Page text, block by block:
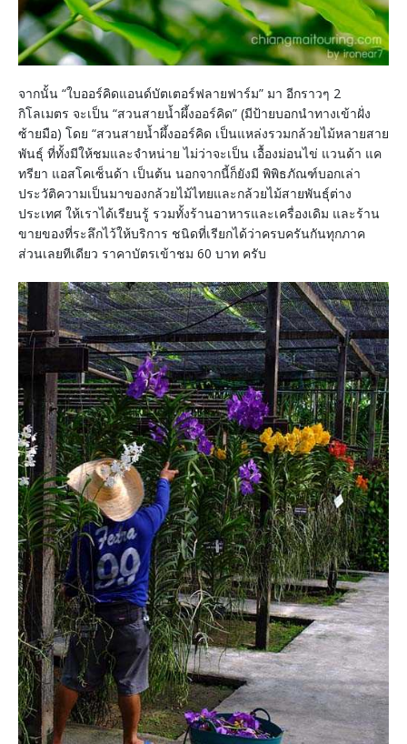
จากนั้น “ใบออร์คิดแอนด์บัตเตอร์ฟลายฟาร์ม” มา อีกราวๆ 2
กิโลเมตร จะเป็น “สวนสายน้ำผึ้งออร์คิด” (มีป้ายบอกนำทางเข้าฝั่ง
ซ้ายมือ) โดย “สวนสายน้ำผึ้งออร์คิด เป็นแหล่งรวมกล้วยไม้หลายสาย
พันธุ์ ที่ทั้งมีให้ชมและจำหน่าย ไม่ว่าจะเป็น เอื้องม่อนไข่ แวนด้า แค
ทรียา แอสโคเซ็นด้า เป็นต้น นอกจากนี้ก็ยังมี พิพิธภัณฑ์บอกเล่า
ประวัติความเป็นมาของกล้วยไม้ไทยและกล้วยไม้สายพันธุ์ต่าง
ประเทศ ให้เราได้เรียนรู้ รวมทั้งร้านอาหารและเครื่องเดิม และร้าน
ขายของที่ระลึกไว้ให้บริการ ชนิดที่เรียกได้ว่าครบครันกันทุกภาค
ส่วนเลยทีเดียว ราคาบัตรเข้าชม 60 บาท ครับ